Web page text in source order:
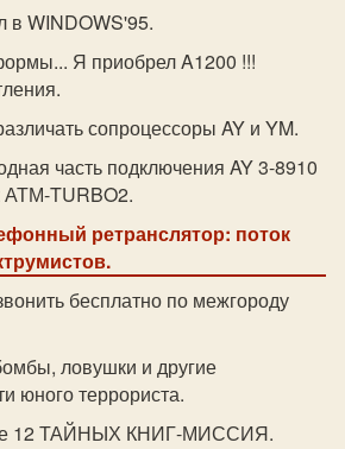
в WINDOWS'95.
Я приобрел A1200 !!!
сопроцессоры AY и YM.
часть подключения AY 3-8910
АТМ-TURBO2.
ретранслятор: поток
бесплатно по межгороду
ловушки и другие
юного террориста.
12 ТАЙНЫХ КНИГ-МИССИЯ.